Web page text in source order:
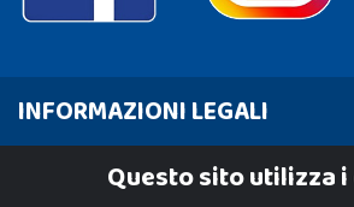
INFORMAZIONI LEGALI
Cookie PolicyQuesto sito utilizza